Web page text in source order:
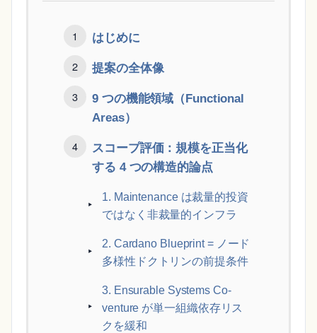
はじめに
提案の全体像
9 つの機能領域（Functional
Areas）
スコープ評価：規模を正当化
する 4 つの構造的論点
1. Maintenance は裁量的投資
ではなく非裁量的インフラ
2. Cardano Blueprint = ノード
多様性ドクトリンの前提条件
3. Ensurable Systems Co-
venture が単一組織依存リス
クを緩和